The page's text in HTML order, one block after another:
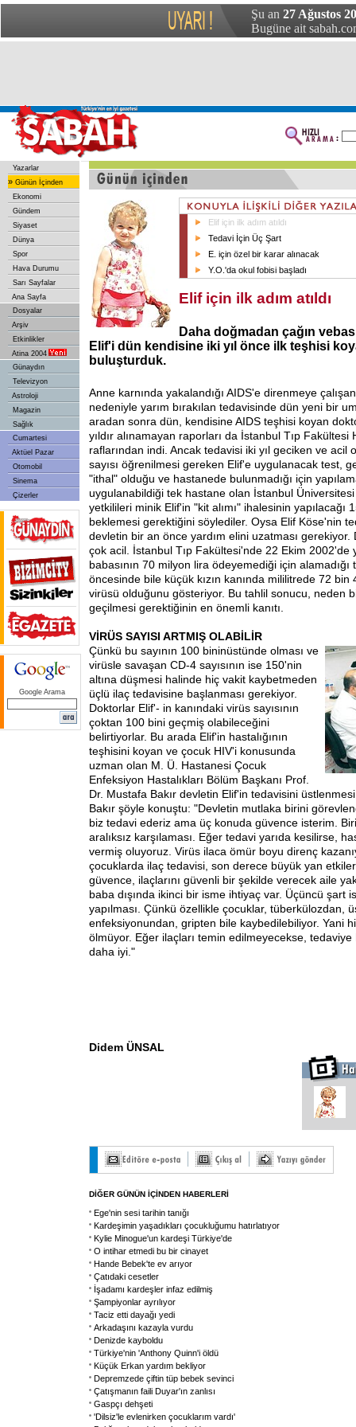
Şu an 27 Ağustos
Bugüne ait
Yazarlar
» Günün İçinden
Ekonomi
Gündem
Siyaset
Dünya
Spor
Hava Durumu
Sarı Sayfalar
Ana Sayfa
Dosyalar
Arşiv
Etkinlikler
Atina 2004
Günaydın
Televizyon
Astroloji
Magazin
Sağlık
Cumartesi
Aktüel Pazar
Otomobil
Sinema
Çizerler
Google Arama
Elif için ilk adım atıldı
Tedavi İçin Üç Şart
E. için özel bir karar alınacak
Y.O.'da okul fobisi başladı
Elif için ilk adım atıldı
Daha doğmadan çağın
Elif'i dün kendisine iki yıl önce ilk teşhisi
buluşturduk.
Anne karnında yakalandığı AIDS'e direnmeye
nedeniyle yarım bırakılan tedavisinde dün yeni bir
aradan sonra dün, kendisine AIDS teşhisi koyan
yıldır alınamayan raporları da İstanbul Tıp
raflarından indi. Ancak tedavisi iki yıl geciken ve acil
sayısı öğrenilmesi gereken Elif'e uygulanacak test,
"ithal" olduğu ve hastanede bulunmadığı için
uygulanabildiği tek hastane olan İstanbul
yetkilileri minik Elif'in "kit alımı" ihalesinin yapılacağı
beklemesi gerektiğini söylediler. Oysa Elif Köse'nin
devletin bir an önce yardım elini uzatması
çok acil. İstanbul Tıp Fakültesi'nde 22 Ekim 2002'de
babasının 70 milyon lira ödeyemediği için alamadığı
öncesinde bile küçük kızın kanında mililitrede 72 bin
virüsü olduğunu gösteriyor. Bu tahlil sonucu, neden
geçilmesi gerektiğinin en önemli kanıtı.
VİRÜS SAYISI ARTMIŞ OLABİLİR
Çünkü bu sayının 100 bininüstünde olması ve
virüsle savaşan CD-4 sayısının ise 150'nin
altına düşmesi halinde hiç vakit kaybetmeden
üçlü ilaç tedavisine başlanması gerekiyor.
Doktorlar Elif'- in kanındaki virüs sayısının
çoktan 100 bini geçmiş olabileceğini
belirtiyorlar. Bu arada Elif'in hastalığının
teşhisini koyan ve çocuk HIV'i konusunda
uzman olan M. Ü. Hastanesi Çocuk
Enfeksiyon Hastalıkları Bölüm Başkanı Prof.
Dr. Mustafa Bakır devletin Elif'in tedavisini
Bakır şöyle konuştu: "Devletin mutlaka birini
biz tedavi ederiz ama üç konuda güvence isterim.
aralıksız karşılaması. Eğer tedavi yarıda kesilirse,
vermiş oluyoruz. Virüs ilaca ömür boyu direnç
çocuklarda ilaç tedavisi, son derece büyük yan
güvence, ilaçlarını güvenli bir şekilde verecek aile
baba dışında ikinci bir isme ihtiyaç var. Üçüncü şart
yapılması. Çünkü özellikle çocuklar, tüberkülozdan,
enfeksiyonundan, gripten bile kaybedilebiliyor. Yani
ölmüyor. Eğer ilaçları temin edilmeyecekse, tedaviye
daha iyi."
Didem ÜNSAL
DİĞER GÜNÜN İÇİNDEN HABERLERİ
Ege'nin sesi tarihin tanığı
Kardeşimin yaşadıkları çocukluğumu hatırlatıyor
Kylie Minogue'un kardeşi Türkiye'de
O intihar etmedi bu bir cinayet
Hande Bebek'te ev arıyor
Çatıdaki cesetler
İşadamı kardeşler infaz edilmiş
Şampiyonlar ayrılıyor
Taciz etti dayağı yedi
Arkadaşını kazayla vurdu
Denizde kayboldu
Türkiye'nin 'Anthony Quinn'i öldü
Küçük Erkan yardım bekliyor
Depremzede çiftin tüp bebek sevinci
Çatışmanın faili Duyar'ın zanlısı
Gaspçı dehşeti
'Dilsiz'le evlenirken çocuklarım vardı'